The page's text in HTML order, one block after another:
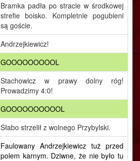
Bramka padła po stracie w środkowej
strefie boisko. Kompletnie pogubieni
są goście.
Andrzejkiewicz!
GOOOOOOOOOL
Stachowicz w prawy dolny róg!
Prowadzimy 4:0!
GOOOOOOOOOOL
Słabo strzelił z wolnego Przybylski.
Faulowany Andrzejkiewicz tuż przed
polem karnym. Dziwne, że nie było tu